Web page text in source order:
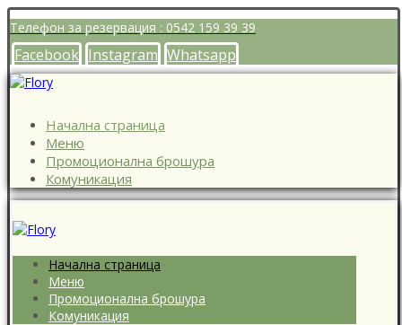
Телефон за резервация : 0542 159 39 39
Facebook Instagram Whatsapp
Начална страница
Меню
Промоционална брошура
Комуникация
Начална страница
Меню
Промоционална брошура
Комуникация